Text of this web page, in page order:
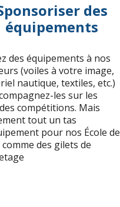
des
équipements
des équipements à nos
(voiles à votre image,
nautique, textiles, etc.)
les sur les
compétitions. Mais
tout un tas
pour nos École de
des gilets de